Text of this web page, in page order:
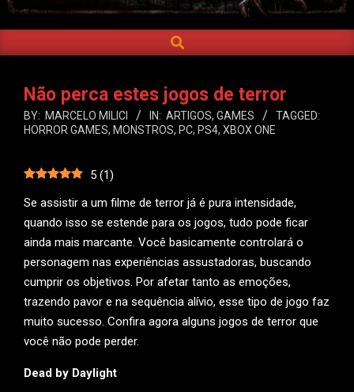
Navigation
SEARCH
Não perca estes jogos de terror
BY: MARCELO MILICI IN: ARTIGOS, GAMES
TAGGED:
HORROR GAMES, MONSTROS, PC, PS4, XBOX ONE
5 (1)
Se assistir a um filme de terror já é pura intensidade,
quando isso se estende para os jogos, tudo pode ficar
ainda mais marcante. Você basicamente controlará o
personagem nas experiências assustadoras, buscando
cumprir os objetivos. Por afetar tanto as emoções,
trazendo pavor e na sequência alívio, esse tipo de jogo faz
muito sucesso. Confira agora alguns jogos de terror que
você não pode perder.
Dead by Daylight